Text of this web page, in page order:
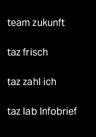
team zukunft
taz frisch
taz zahl ich
taz lab Infobrief